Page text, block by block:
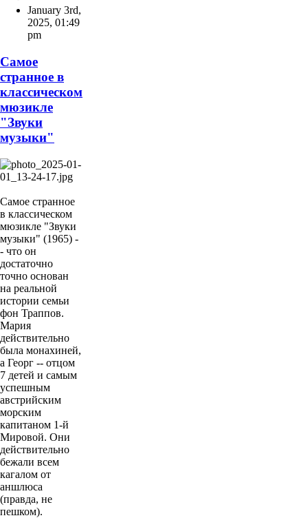
January 3rd,
2025, 01:49
pm
Самое
странное в
классическом
мюзикле
"Звуки
музыки"
Самое странное
в классическом
мюзикле "Звуки
музыки" (1965) -
- что он
достаточно
точно основан
на реальной
истории семьи
фон Траппов.
Мария
действительно
была монахиней,
а Георг -- отцом
7 детей и самым
успешным
австрийским
морским
капитаном 1-й
Мировой. Они
действительно
бежали всем
кагалом от
аншлюса
(правда, не
пешком).